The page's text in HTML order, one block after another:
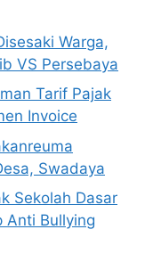
Warga,
VS Persebaya
Tarif Pajak
Invoice
Swadaya
Sekolah Dasar
Anti Bullying